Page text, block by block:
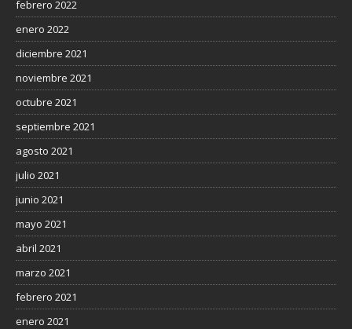
febrero 2022
enero 2022
diciembre 2021
noviembre 2021
octubre 2021
septiembre 2021
agosto 2021
julio 2021
junio 2021
mayo 2021
abril 2021
marzo 2021
febrero 2021
enero 2021